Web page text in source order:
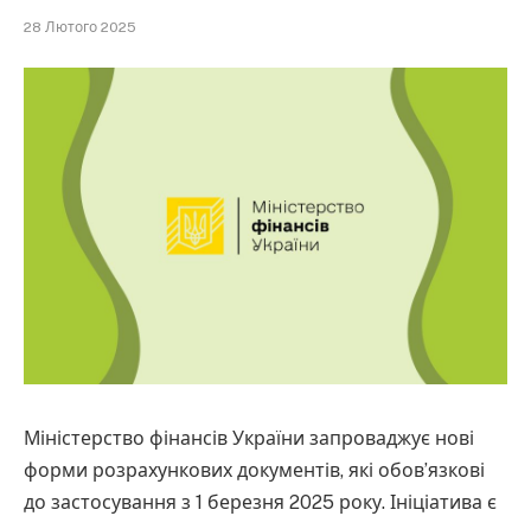
28 Лютого 2025
Міністерство фінансів України запроваджує нові
форми розрахункових документів, які обов’язкові
до застосування з 1 березня 2025 року. Ініціатива є